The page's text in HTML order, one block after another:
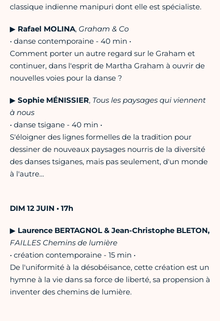
classique indienne manipuri dont elle est spécialiste.
▶︎ Rafael MOLINA, Graham & Co
• danse contemporaine - 40 min •
Comment porter un autre regard sur le Graham et
continuer, dans l'esprit de Martha Graham à ouvrir de
nouvelles voies pour la danse ?
▶︎ Sophie MÉNISSIER, Tous les paysages qui viennent
à nous
• danse tsigane - 40 min •
S'éloigner des lignes formelles de la tradition pour
dessiner de nouveaux paysages nourris de la diversité
des danses tsiganes, mais pas seulement, d'un monde
à l'autre…
DIM 12 JUIN • 17h
▶︎ Laurence BERTAGNOL & Jean-Christophe BLETON,
FAILLES Chemins de lumière
• création contemporaine - 15 min •
De l'uniformité à la désobéisance, cette création est un
hymne à la vie dans sa force de liberté, sa propension à
inventer des chemins de lumière.